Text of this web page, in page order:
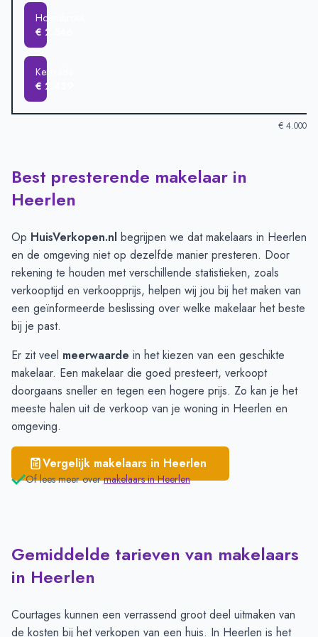
Hoensbroek
€ 2.546
Kerkrade
€ 2.439
€ 4.000
Verkoopprijzen in andere plaatsen per m2-Afgelopen 3
Plaats
Voerendaal
Landgraaf
€ 2.954
Brunssum
€ 2.894
Heerlen
€ 2.679
Hoensbroek
€ 2.546
Kerkrade
€ 2.439
Best presterende makelaar in
Heerlen
Op HuisVerkopen.nl begrijpen we dat makelaars in Heerlen
en de omgeving niet op dezelfde manier presteren. Door
rekening te houden met verschillende statistieken, zoals
verkooptijd en verkoopprijs, helpen wij jou bij het maken van
een geïnformeerde beslissing over welke makelaar het beste
bij je past.
Er zit veel meerwaarde in het kiezen van een geschikte
makelaar. Een makelaar die goed presteert, verkoopt
doorgaans sneller en tegen een hogere prijs. Zo kan je het
meeste halen uit de verkoop van je woning in Heerlen en
omgeving.
Vergelijk makelaars in Heerlen
Of lees meer over makelaars inHeerlen
Gemiddelde tarieven van makelaars
in Heerlen
Courtages kunnen een verrassend groot deel uitmaken van
de kosten bij het verkopen van een huis. In Heerlen is het